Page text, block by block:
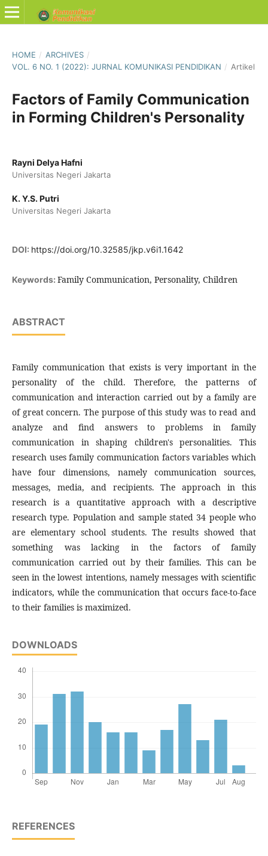
HOME / ARCHIVES /
VOL. 6 NO. 1 (2022): JURNAL KOMUNIKASI PENDIDIKAN / Artikel
Factors of Family Communication
in Forming Children's Personality
Rayni Delya Hafni
Universitas Negeri Jakarta
K. Y.S. Putri
Universitas Negeri Jakarta
DOI: https://doi.org/10.32585/jkp.v6i1.1642
Keywords: Family Communication, Personality, Children
ABSTRACT
Family communication that exists is very important in the
personality of the child. Therefore, the patterns of
communication and interaction carried out by a family are
of great concern. The purpose of this study was to read and
analyze and find answers to problems in family
communication in shaping children's personalities. This
research uses family communication factors variables which
have four dimensions, namely communication sources,
messages, media, and recipients. The approach in this
research is a quantitative approach with a descriptive
research type. Population and sample stated 34 people who
are elementary school students. The results showed that
something was lacking in the factors of family
communication carried out by their families. This can be
seen in the lowest intentions, namely messages with scientific
indicators, while the communication that occurs face-to-face
to their families is maximized.
DOWNLOADS
REFERENCES